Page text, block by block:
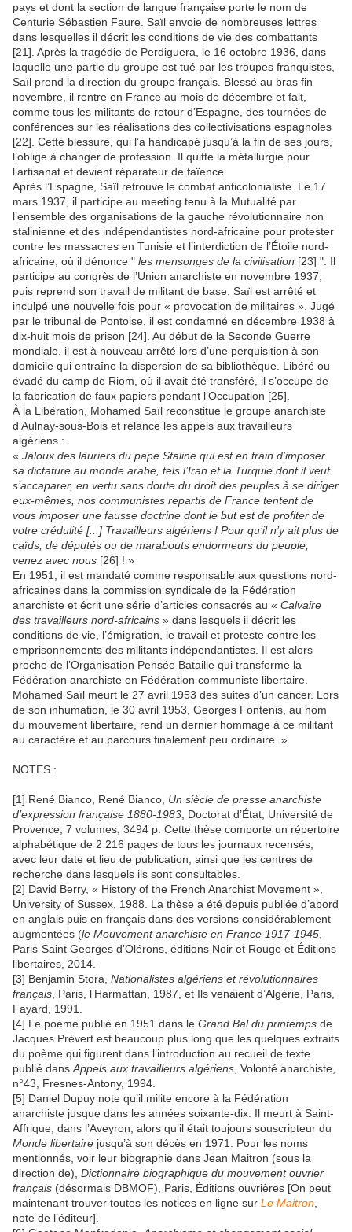
pays et dont la section de langue française porte le nom de
Centurie Sébastien Faure. Saïl envoie de nombreuses lettres
dans lesquelles il décrit les conditions de vie des combattants
[21]. Après la tragédie de Perdiguera, le 16 octobre 1936, dans
laquelle une partie du groupe est tué par les troupes franquistes,
Saïl prend la direction du groupe français. Blessé au bras fin
novembre, il rentre en France au mois de décembre et fait,
comme tous les militants de retour d’Espagne, des tournées de
conférences sur les réalisations des collectivisations espagnoles
[22]. Cette blessure, qui l’a handicapé jusqu’à la fin de ses jours,
l’oblige à changer de profession. Il quitte la métallurgie pour
l’artisanat et devient réparateur de faïence.
Après l’Espagne, Saïl retrouve le combat anticolonialiste. Le 17
mars 1937, il participe au meeting tenu à la Mutualité par
l’ensemble des organisations de la gauche révolutionnaire non
stalinienne et des indépendantistes nord-africaine pour protester
contre les massacres en Tunisie et l’interdiction de l’Étoile nord-
africaine, où il dénonce " les mensonges de la civilisation [23] ". Il
participe au congrès de l’Union anarchiste en novembre 1937,
puis reprend son travail de militant de base. Saïl est arrêté et
inculpé une nouvelle fois pour « provocation de militaires ». Jugé
par le tribunal de Pontoise, il est condamné en décembre 1938 à
dix-huit mois de prison [24]. Au début de la Seconde Guerre
mondiale, il est à nouveau arrêté lors d’une perquisition à son
domicile qui entraîne la dispersion de sa bibliothèque. Libéré ou
évadé du camp de Riom, où il avait été transféré, il s’occupe de
la fabrication de faux papiers pendant l’Occupation [25].
À la Libération, Mohamed Saïl reconstitue le groupe anarchiste
d’Aulnay-sous-Bois et relance les appels aux travailleurs
algériens :
« Jaloux des lauriers du pape Staline qui est en train d’imposer
sa dictature au monde arabe, tels l’Iran et la Turquie dont il veut
s’accaparer, en vertu sans doute du droit des peuples à se diriger
eux-mêmes, nos communistes repartis de France tentent de
vous imposer une fausse doctrine dont le but est de profiter de
votre crédulité [...] Travailleurs algériens ! Pour qu’il n’y ait plus de
caïds, de députés ou de marabouts endormeurs du peuple,
venez avec nous [26] ! »
En 1951, il est mandaté comme responsable aux questions nord-
africaines dans la commission syndicale de la Fédération
anarchiste et écrit une série d’articles consacrés au « Calvaire
des travailleurs nord-africains » dans lesquels il décrit les
conditions de vie, l’émigration, le travail et proteste contre les
emprisonnements des militants indépendantistes. Il est alors
proche de l’Organisation Pensée Bataille qui transforme la
Fédération anarchiste en Fédération communiste libertaire.
Mohamed Saïl meurt le 27 avril 1953 des suites d’un cancer. Lors
de son inhumation, le 30 avril 1953, Georges Fontenis, au nom
du mouvement libertaire, rend un dernier hommage à ce militant
au caractère et au parcours finalement peu ordinaire. »
NOTES :
[1] René Bianco, René Bianco, Un siècle de presse anarchiste
d’expression française 1880-1983 , Doctorat d’État, Université de
Provence, 7 volumes, 3494 p. Cette thèse comporte un répertoire
alphabétique de 2 216 pages de tous les journaux recensés,
avec leur date et lieu de publication, ainsi que les centres de
recherche dans lesquels ils sont consultables.
[2] David Berry, « History of the French Anarchist Movement »,
University of Sussex, 1988. La thèse a été depuis publiée d’abord
en anglais puis en français dans des versions considérablement
augmentées (le Mouvement anarchiste en France 1917-1945
Paris-Saint Georges d’Olérons, éditions Noir et Rouge et Éditions
libertaires, 2014.
[3] Benjamin Stora, Nationalistes algériens et révolutionnaires
français , Paris, l’Harmattan, 1987, et Ils venaient d’Algérie, Paris,
Fayard, 1991.
[4] Le poème publié en 1951 dans le Grand Bal du printemps de
Jacques Prévert est beaucoup plus long que les quelques extraits
du poème qui figurent dans l’introduction au recueil de texte
publié dans Appels aux travailleurs algériens , Volonté anarchiste,
n°43, Fresnes-Antony, 1994.
[5] Daniel Dupuy note qu’il milite encore à la Fédération
anarchiste jusque dans les années soixante-dix. Il meurt à Saint-
Affrique, dans l’Aveyron, alors qu’il était toujours souscripteur du
Monde libertaire jusqu’à son décès en 1971. Pour les noms
mentionnés, voir leur biographie dans Jean Maitron (sous la
direction de), Dictionnaire biographique du mouvement ouvrier
français (désormais DBMOF), Paris, Éditions ouvrières [On peut
maintenant trouver toutes les notices en ligne sur Le Maitron
note de l’éditeur].